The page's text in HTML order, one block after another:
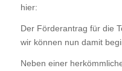
hier:
Der Förderantrag für die
wir können nun damit
Neben einer